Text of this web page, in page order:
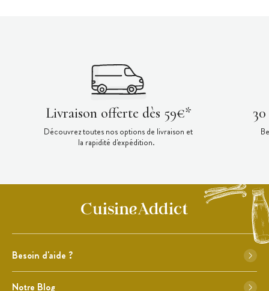
Livraison offerte dès 59€*
Découvrez toutes nos options de livraison et
la rapidité d'expédition.
Besoin d'aide ?
Notre Blog